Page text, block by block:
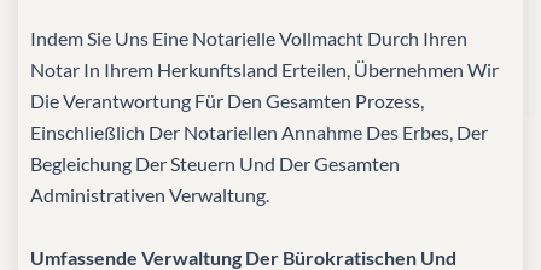
Indem Sie Uns Eine Notarielle Vollmacht Durch Ihren
Notar In Ihrem Herkunftsland Erteilen, Übernehmen Wir
Die Verantwortung Für Den Gesamten Prozess,
Einschließlich Der Notariellen Annahme Des Erbes, Der
Begleichung Der Steuern Und Der Gesamten
Administrativen Verwaltung.
Umfassende Verwaltung Der Bürokratischen Und